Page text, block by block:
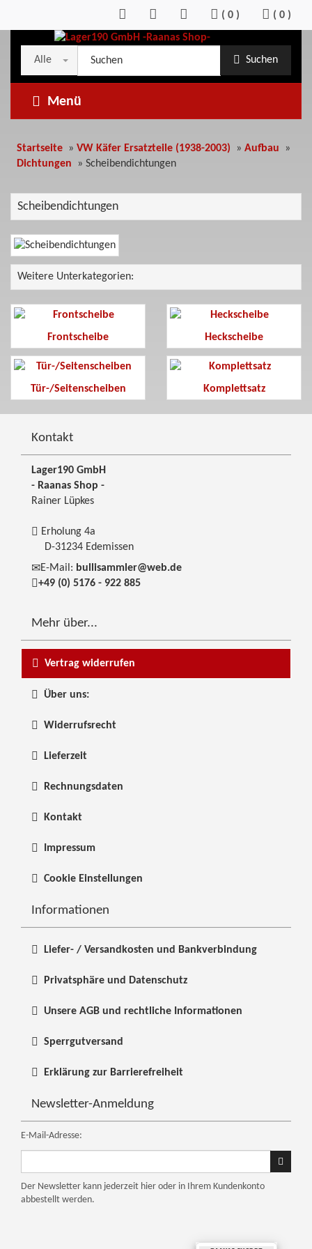
( 0 ) ( 0 )
Alle
Shop
Suchen
Menü
Startseite » VW Käfer Ersatzteile (1938-2003) » Aufbau »
Dichtungen » Scheibendichtungen
Scheibendichtungen
Weitere Unterkategorien:
Frontscheibe Heckscheibe
Tür-/Seitenscheiben Komplettsatz
Kontakt
Lager190 GmbH
- Raanas Shop -
Rainer Lüpkes
Erholung 4a
D-31234 Edemissen
E-Mail: bullisammler@web.de
+49 (0) 5176 - 922 885
Mehr über...
Vertrag widerrufen
Über uns:
Widerrufsrecht
Lieferzeit
Rechnungsdaten
Kontakt
Impressum
Cookie Einstellungen
Informationen
Liefer- / Versandkosten und Bankverbindung
Privatsphäre und Datenschutz
Unsere AGB und rechtliche Informationen
Sperrgutversand
Erklärung zur Barrierefreiheit
Newsletter-Anmeldung
E-Mail-Adresse:
E-
Mail
Adresse
Der Newsletter kann jederzeit hier oder in Ihrem Kundenkonto
abbestellt werden.